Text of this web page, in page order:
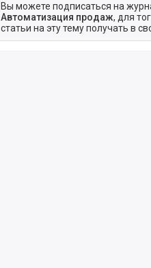
Вы можете подписаться на
Автоматизация продаж, для
статьи на эту тему получать в